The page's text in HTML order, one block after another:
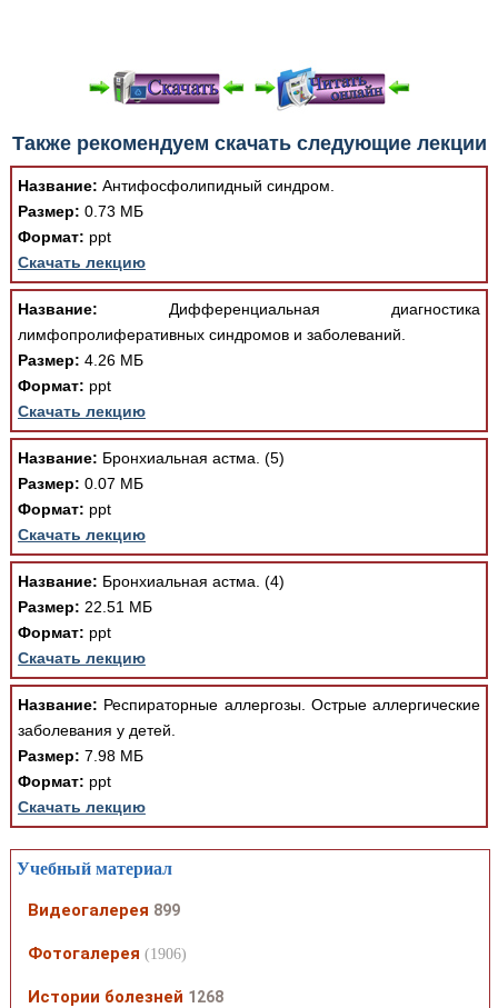
При просмотре в режиме "Читать онлайн" возможны
различные ошибки отображения документа в результате
отсутствия поддержки Вашим браузером шрифтов и
изменения размеров исходных шаблонов. При
скачивании документа данная ошибка устраняется Вашим
программным обеспечением автоматически.
Также рекомендуем скачать следующие лекции
Название: Антифосфолипидный синдром.
Размер: 0.73 МБ
Формат: ppt
Скачать лекцию
Название: Дифференциальная диагностика
лимфопролиферативных синдромов и заболеваний.
Размер: 4.26 МБ
Формат: ppt
Скачать лекцию
Название: Бронхиальная астма. (5)
Размер: 0.07 МБ
Формат: ppt
Скачать лекцию
Название: Бронхиальная астма. (4)
Размер: 22.51 МБ
Формат: ppt
Скачать лекцию
Название: Респираторные аллергозы. Острые аллергические
заболевания у детей.
Размер: 7.98 МБ
Формат: ppt
Скачать лекцию
Учебный материал
Видеогалерея 899
Фотогалерея (1906)
Истории болезней 1268